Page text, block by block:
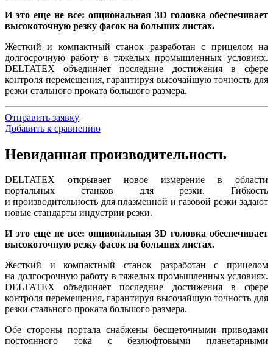
И это еще не все: опциональная 3D головка обеспечивает
высокоточную резку фасок на больших листах.
Жесткий и компактный станок разработан с прицелом на
долгосрочную работу в тяжелых промышленных условиях.
DELTATEX объединяет последние достижения в сфере
контроля перемещения, гарантируя высочайшую точность для
резки стального проката большого размера.
Отправить заявку
Добавить к сравнению
Невиданная производительность
DELTATEX открывает новое измерение в области
портальных станков для резки. Гибкость
и производительность для плазменной и газовой резки задают
новые стандарты индустрии резки.
И это еще не все: опциональная 3D головка обеспечивает
высокоточную резку фасок на больших листах.
Жесткий и компактный станок разработан с прицелом
на долгосрочную работу в тяжелых промышленных условиях.
DELTATEX объединяет последние достижения в сфере
контроля перемещения, гарантируя высочайшую точность для
резки стального проката большого размера.
Обе стороны портала снабжены бесщеточными приводами
постоянного тока с безлюфтовыми планетарными